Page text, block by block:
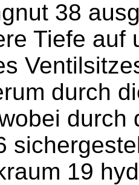
38
Tiefe auf
durch
durch
19